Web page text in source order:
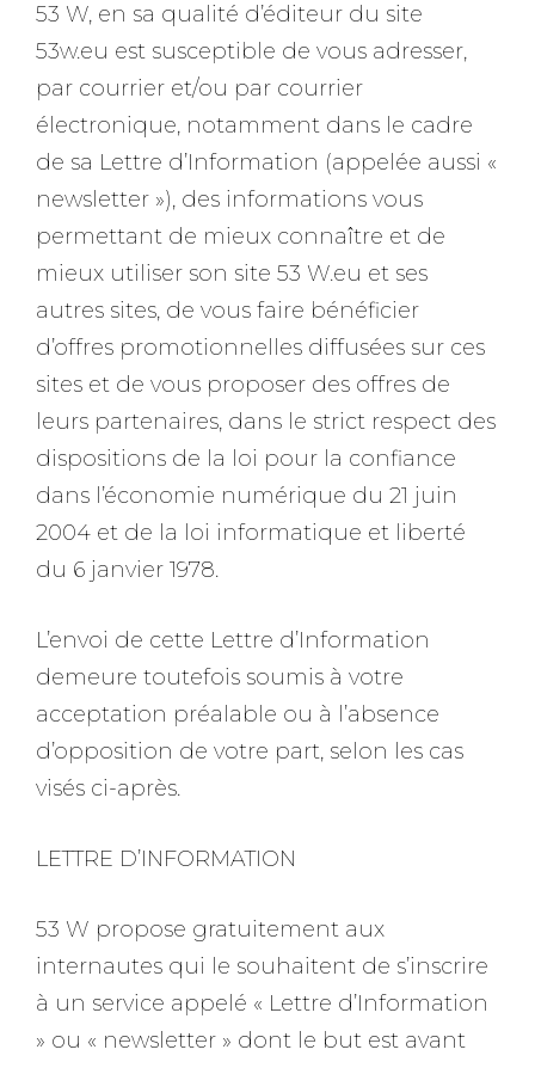
53 W, en sa qualité d’éditeur du site
53w.eu est susceptible de vous adresser,
par courrier et/ou par courrier
électronique, notamment dans le cadre
de sa Lettre d’Information (appelée aussi «
newsletter »), des informations vous
permettant de mieux connaître et de
mieux utiliser son site 53 W.eu et ses
autres sites, de vous faire bénéficier
d’offres promotionnelles diffusées sur ces
sites et de vous proposer des offres de
leurs partenaires, dans le strict respect des
dispositions de la loi pour la confiance
dans l’économie numérique du 21 juin
2004 et de la loi informatique et liberté
du 6 janvier 1978.
L’envoi de cette Lettre d’Information
demeure toutefois soumis à votre
acceptation préalable ou à l’absence
d’opposition de votre part, selon les cas
visés ci-après.
LETTRE D’INFORMATION
53 W propose gratuitement aux
internautes qui le souhaitent de s’inscrire
à un service appelé « Lettre d’Information
» ou « newsletter » dont le but est avant